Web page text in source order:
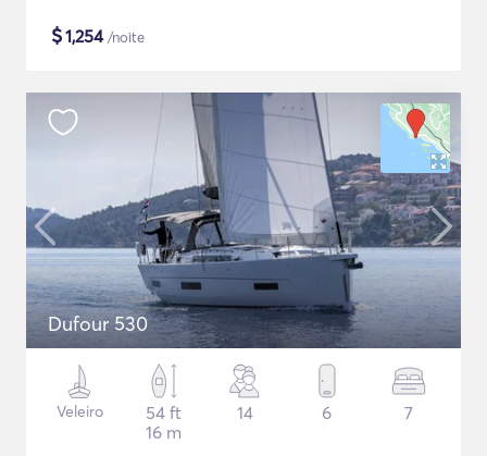
$1,254/noite
Dufour 530
Veleiro
54 ft
16 m
14 6 7